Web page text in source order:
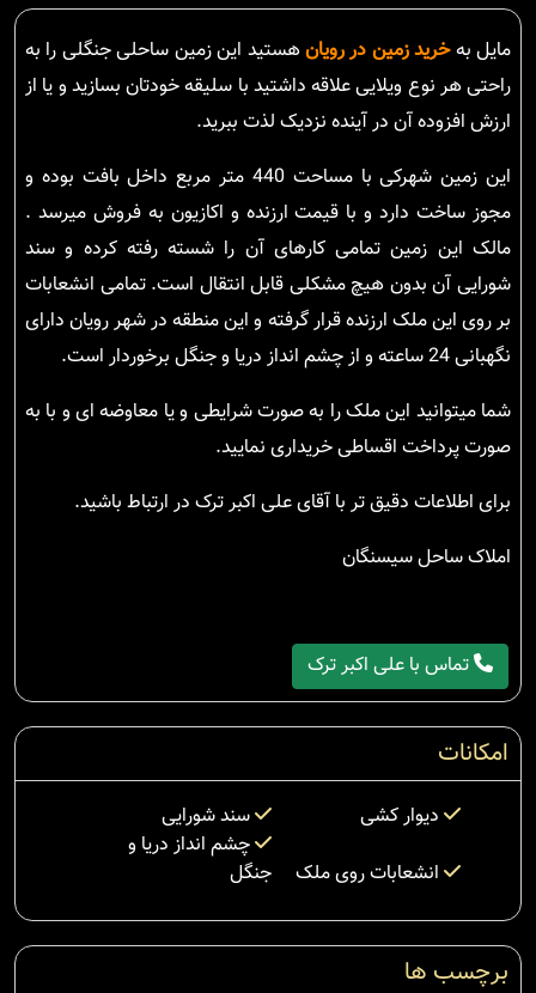
مایل بهخرید زمین در رویان هستید این زمین ساحلی جنگلی را به
راحتی هر نوع ویلایی علاقه داشتید با سلیقه خودتان بسازید و یا از
ارزش افزوده آن در آینده نزدیک لذت ببرید.
این زمین شهرکی با مساحت 440 متر مربع داخل بافت بوده و
مجوز ساخت دارد و با قیمت ارزنده و اکازیون به فروش میرسد .
مالک این زمین تمامی کارهای آن را شسته رفته کرده و سند
شورایی آن بدون هیچ مشکلی قابل انتقال است. تمامی انشعابات
بر روی این ملک ارزنده قرار گرفته و این منطقه در شهر رویان دارای
نگهبانی 24 ساعته و از چشم انداز دریا و جنگل برخوردار است.
شما میتوانید این ملک را به صورت شرایطی و یا معاوضه ای و با به
صورت پرداخت اقساطی خریداری نمایید.
برای اطلاعات دقیق تر با آقای علی اکبر ترک در ارتباط باشید.
املاک ساحل سیسنگان
تماس با علی اکبر ترک
امکانات
دیوار کشی
سند شورایی
انشعابات روی ملک
چشم انداز دریا و
جنگل
برچسب ها